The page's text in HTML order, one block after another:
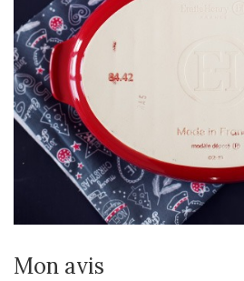
Mon avis